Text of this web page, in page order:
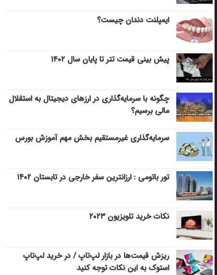
ایمپلنت دندان چیست؟
پیش بینی قیمت تتر تا پایان سال ۱۴۰۲
چگونه با سرمایه‌گذاری در ارزهای دیجیتال به استقلال
مالی برسیم؟
سرمایه‌گذاری غیرمستقیم بخش مهم آموزش بورس
تور باتومی : ارزانترین سفر خارجی در تابستان ۱۴۰۲
نکات خرید تلویزیون ۲۰۲۳
ریزش قیمت‌ها در بازار لپ‌تاپ / در خرید لپ‌تاپ
استوک به این نکات توجه کنید